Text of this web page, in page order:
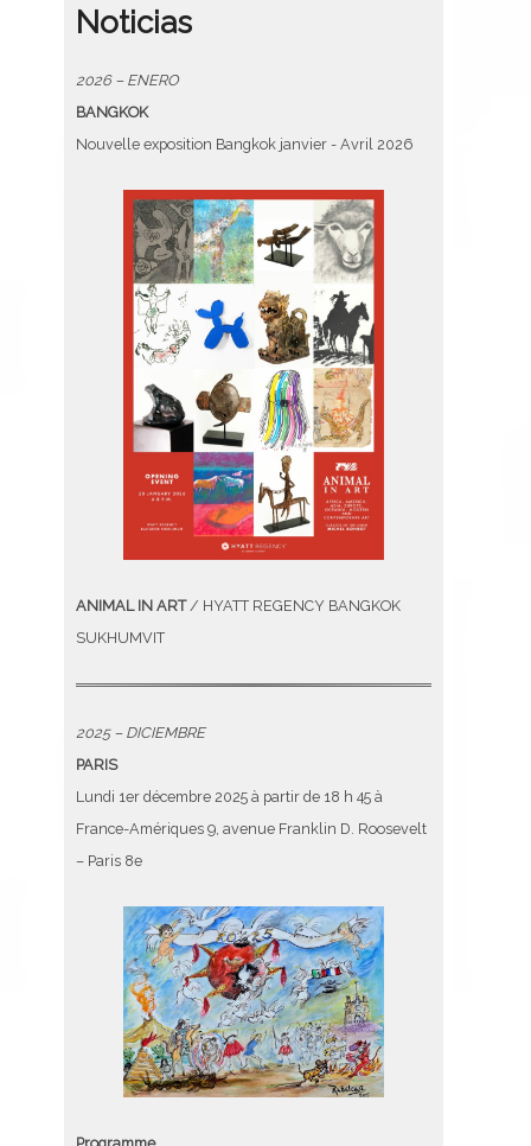
Noticias
2026 – ENERO
BANGKOK
Nouvelle exposition Bangkok janvier - Avril 2026
ANIMAL IN ART/ HYATT REGENCY BANGKOK
SUKHUMVIT
2025 – DICIEMBRE
PARIS
Lundi 1er décembre 2025 à partir de 18 h 45 à
France-Amériques 9, avenue Franklin D. Roosevelt
– Paris 8e